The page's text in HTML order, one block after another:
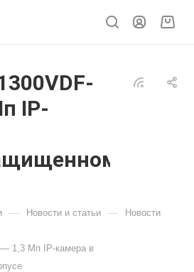
IP-
— Новости и статьи — Новости
— 1,3 Мп IP-камера в